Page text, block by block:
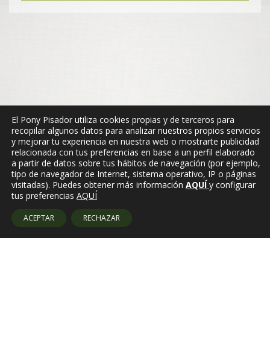
El Pony Pisador utiliza cookies propias y de terceros para
recopilar algunos datos para analizar nuestros propios servicios
y mejorar tu experiencia en nuestra web o mostrarte publicidad
relacionada con tus preferencias en base a un perfil elaborado
a partir de datos sobre tus hábitos de navegación (por ejemplo,
tipo de navegador de Internet, sistema operativo, IP o páginas
visitadas). Puedes obtener más información AQUÍ y configurar
tus preferencias AQUÍ
ACEPTAR RECHAZAR